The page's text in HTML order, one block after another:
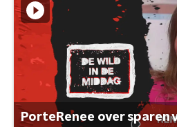
PorteRenee over sparen